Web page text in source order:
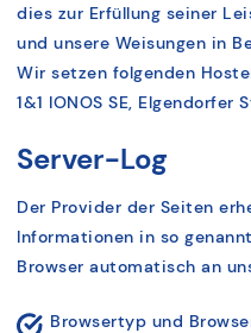
dies zur Erfüllung seiner
und unsere Weisungen in
Wir setzen folgenden
1&1 IONOS SE,
Server-Log
Der Provider der Seiten
Informationen in so
Browser automatisch an
Browsertyp und